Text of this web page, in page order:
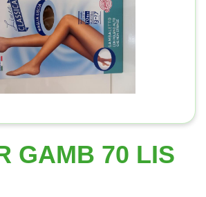
GAMB 70 LIS